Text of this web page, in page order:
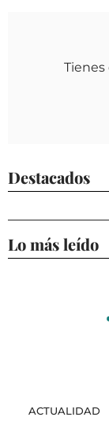
Tienes
Destacados
Lo más leído
ACTUALIDAD